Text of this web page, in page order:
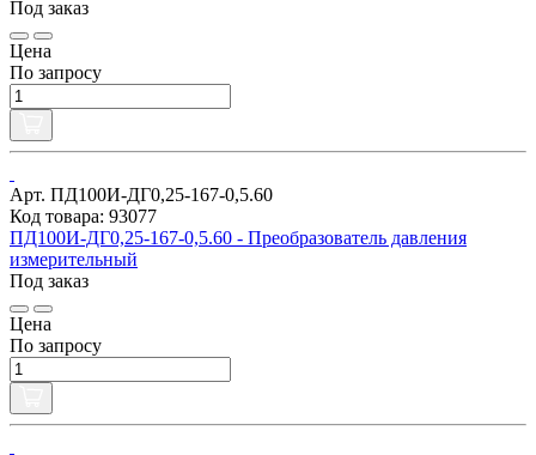
Под заказ
Цена
По запросу
Арт. ПД100И-ДГ0,25-167-0,5.60
Код товара: 93077
ПД100И-ДГ0,25-167-0,5.60 - Преобразователь давления
измерительный
Под заказ
Цена
По запросу